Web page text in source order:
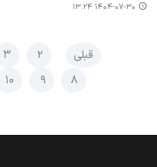
۱۴۰۴-۰۷-۳۰ ۱۳:۲۴
قبلی ۲ ۳
۸
۹ ۱۰